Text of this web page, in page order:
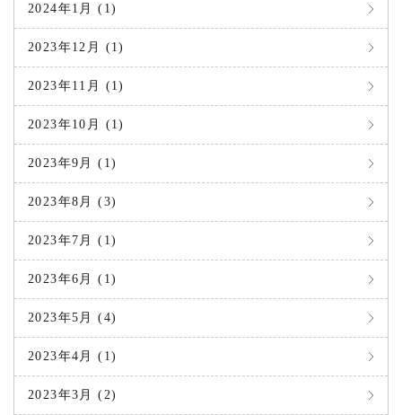
2024年1月 (1)
2023年12月 (1)
2023年11月 (1)
2023年10月 (1)
2023年9月 (1)
2023年8月 (3)
2023年7月 (1)
2023年6月 (1)
2023年5月 (4)
2023年4月 (1)
2023年3月 (2)